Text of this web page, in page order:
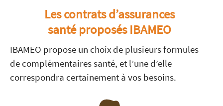
Les contrats d’assurances
santé proposés IBAMEO
IBAMEO propose un choix de plusieurs formules
de complémentaires santé, et l’une d’elle
correspondra certainement à vos besoins.